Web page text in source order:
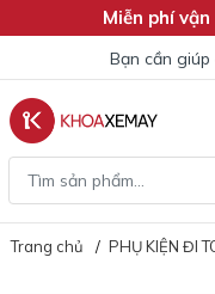
Miễn phí vận
Bạn cần giúp
Trang chủ PHỤ KIỆN ĐI